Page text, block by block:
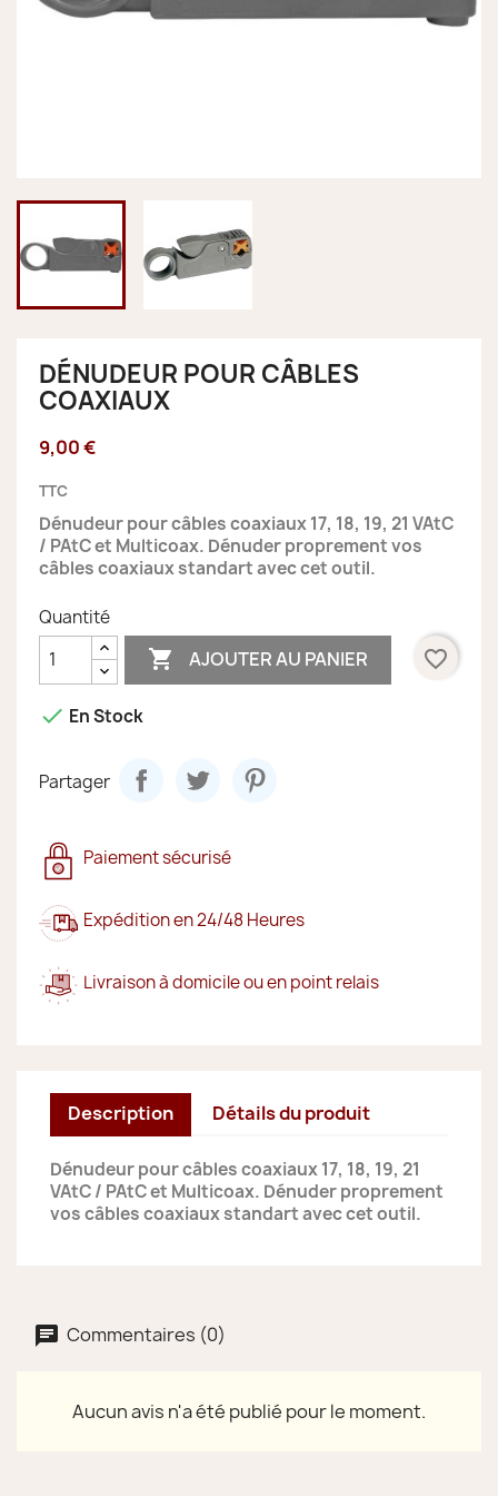
DÉNUDEUR POUR CÂBLES
COAXIAUX
9,00 €
TTC
Dénudeur pour câbles coaxiaux 17, 18, 19, 21 VAtC
/ PAtC et Multicoax. Dénuder proprement vos
câbles coaxiaux standart avec cet outil.
Quantité
 AJOUTER AU PANIER favorite_border
 En Stock
Partager
Paiement sécurisé
Expédition en 24/48 Heures
Livraison à domicile ou en point relais
Description Détails du produit
Dénudeur pour câbles coaxiaux 17, 18, 19, 21
VAtC / PAtC et Multicoax. Dénuder proprement
vos câbles coaxiaux standart avec cet outil.
Commentaires (0)
Aucun avis n'a été publié pour le moment.